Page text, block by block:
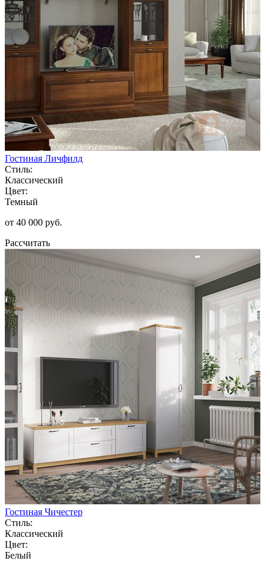
Гостиная Личфилд
Стиль:
Классический
Цвет:
Темный
от 40 000 руб.
Рассчитать
Гостиная Чичестер
Стиль:
Классический
Цвет:
Белый